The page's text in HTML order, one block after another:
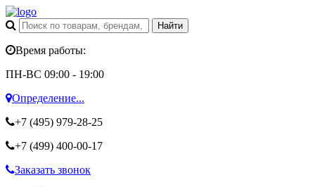
Время работы:
ПН-ВС 09:00 - 19:00
Определение...
+7 (495) 979-28-25
+7 (499) 400-00-17
Заказать звонок